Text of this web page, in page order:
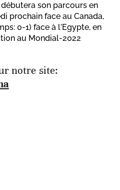
son parcours en
prochain face au Canada,
0-1) face à l'Egypte, en
au Mondial-2022
notre site: